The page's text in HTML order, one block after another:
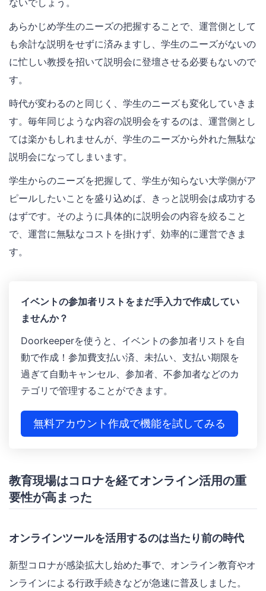
あらかじめ学生のニーズの把握することで、運営側として
も余計な説明をせずに済みますし、学生のニーズがないの
に忙しい教授を招いて説明会に登壇させる必要もないので
す。
時代が変わるのと同じく、学生のニーズも変化していきま
す。毎年同じような内容の説明会をするのは、運営側とし
ては楽かもしれませんが、学生のニーズから外れた無駄な
説明会になってしまいます。
学生からのニーズを把握して、学生が知らない大学側がア
ピールしたいことを盛り込めば、きっと説明会は成功する
はずです。そのように具体的に説明会の内容を絞ること
で、運営に無駄なコストを掛けず、効率的に運営できま
す。
イベントの参加者リストをまだ手入力で作成してい
ませんか？
Doorkeeperを使うと、イベントの参加者リストを自
動で作成！参加費支払い済、未払い、支払い期限を
過ぎて自動キャンセル、参加者、不参加者などのカ
テゴリで管理することができます。
無料アカウント作成で機能を試してみる
教育現場はコロナを経てオンライン活用の重
要性が高まった
オンラインツールを活用するのは当たり前の時代
新型コロナが感染拡大し始めた事で、オンライン教育やオ
ンラインによる行政手続きなどが急速に普及しました。